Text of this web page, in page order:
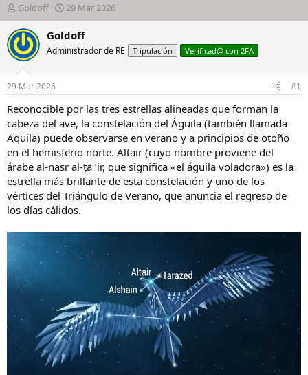
I
n
i
c
i
a
d
o
r
d
e
l
h
i
l
o
Goldoff
F
e
c
h
a
i
n
c
i
o
29 Mar 2026
Goldoff
Administrador de RE Tripulación Verificad@ con 2FA
29 Mar 2026 #1
Reconocible por las tres estrellas alineadas que forman la
cabeza del ave, la constelación del Águila (también llamada
Aquila) puede observarse en verano y a principios de otoño
en el hemisferio norte. Altair (cuyo nombre proviene del
árabe al-nasr al-ṭā ’ir, que significa «el águila voladora») es la
estrella más brillante de esta constelación y uno de los
vértices del Triángulo de Verano, que anuncia el regreso de
los días cálidos.